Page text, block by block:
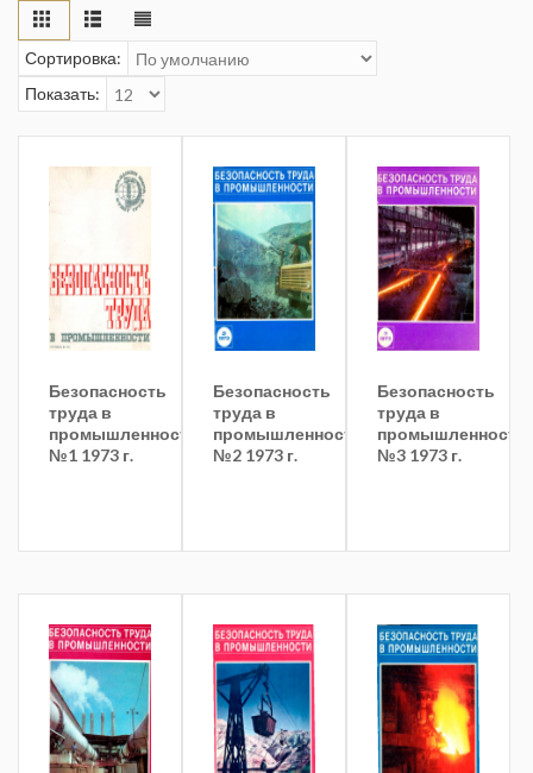
Сортировка:
Показать:
Безопасность
труда в
промышленности
№1 1973 г.
Безопасность
труда в
промышленности
№2 1973 г.
Безопасность
труда в
промышленности
№3 1973 г.